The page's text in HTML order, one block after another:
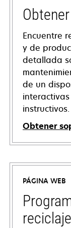
Encuentre
y de
detallada
de un
instructivos.
Obtener
opens
in
new
tab
PÁGINA WEB